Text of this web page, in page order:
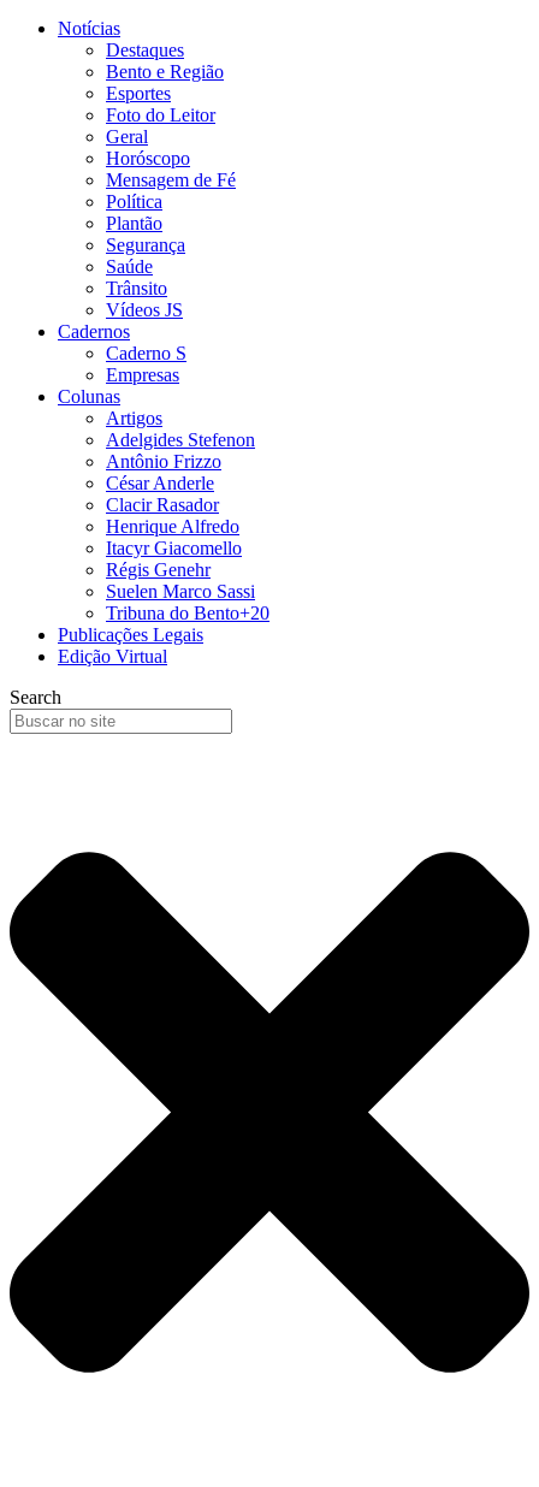
Notícias
Destaques
Bento e Região
Esportes
Foto do Leitor
Geral
Horóscopo
Mensagem de Fé
Política
Plantão
Segurança
Saúde
Trânsito
Vídeos JS
Cadernos
Caderno S
Empresas
Colunas
Artigos
Adelgides Stefenon
Antônio Frizzo
César Anderle
Clacir Rasador
Henrique Alfredo
Itacyr Giacomello
Régis Genehr
Suelen Marco Sassi
Tribuna do Bento+20
Publicações Legais
Edição Virtual
Search